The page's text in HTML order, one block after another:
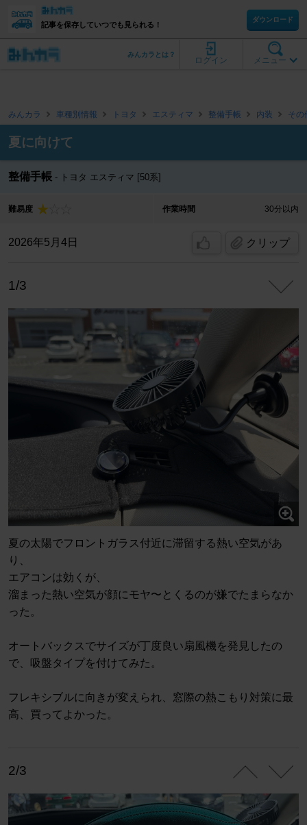
記事を保存していつでも見られる！
ダウンロード
メニュー
ログイン
みんカラとは？
みんカラ 車種別情報 トヨタ エスティマ 整備手帳 内装 その
夏に向けて
整備手帳 トヨタ エスティマ [50系]
難易度 作業時間 30分以内
2026年5月4日 クリップ
1/3
夏の太陽でフロントガラス付近に滞留する熱い空気があ
り、
エアコンは効くが、
溜まった熱い空気が顔にモヤ〜とくるのが嫌でたまらなか
った。
オートバックスでサイズが丁度良い扇風機を発見したの
で、吸盤タイプを付けてみた。
フレキシブルに向きが変えられ、窓際の熱こもり対策に最
高、買ってよかった。
2/3